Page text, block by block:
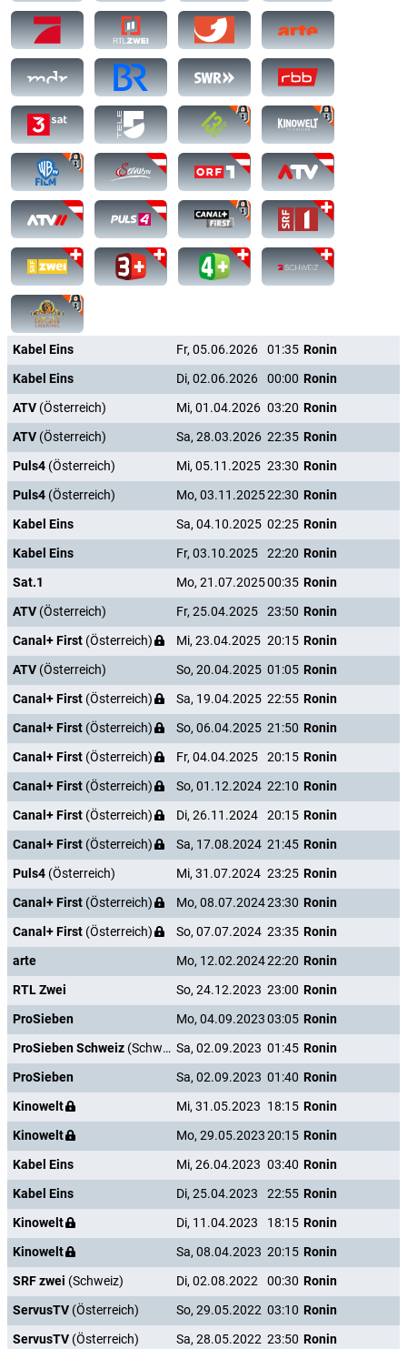
Kabel Eins Fr, 05.06.2026 01:35 Ronin
Kabel Eins
Di, 02.06.2026 00:00 Ronin
ATV (Österreich) Mi, 01.04.2026 03:20 Ronin
ATV (Österreich) Sa, 28.03.2026 22:35 Ronin
Puls4 (Österreich) Mi, 05.11.2025 23:30 Ronin
Puls4 (Österreich) Mo, 03.11.202522:30 Ronin
Kabel Eins
Sa, 04.10.2025 02:25 Ronin
Kabel Eins
Fr, 03.10.2025 22:20 Ronin
Sat.1
Mo, 21.07.202500:35 Ronin
ATV (Österreich) Fr, 25.04.2025 23:50 Ronin
Canal+ First (Österreich) Mi, 23.04.2025 20:15 Ronin
ATV (Österreich) So, 20.04.2025 01:05 Ronin
Canal+ First (Österreich) Sa, 19.04.2025 22:55 Ronin
Canal+ First (Österreich) So, 06.04.2025 21:50 Ronin
Canal+ First (Österreich) Fr, 04.04.2025 20:15 Ronin
Canal+ First (Österreich) So, 01.12.2024 22:10 Ronin
Canal+ First (Österreich) Di, 26.11.2024 20:15 Ronin
Canal+ First (Österreich) Sa, 17.08.2024 21:45 Ronin
Puls4 (Österreich) Mi, 31.07.2024 23:25 Ronin
Canal+ First (Österreich) Mo, 08.07.202423:30 Ronin
Canal+ First (Österreich) So, 07.07.2024 23:35 Ronin
arte
Mo, 12.02.202422:20 Ronin
RTL Zwei
So, 24.12.2023 23:00 Ronin
ProSieben
Mo, 04.09.202303:05 Ronin
ProSieben Schweiz (Schweiz) Sa, 02.09.2023 01:45 Ronin
ProSieben
Sa, 02.09.2023 01:40 Ronin
Kinowelt
Mi, 31.05.2023 18:15 Ronin
Kinowelt
Mo, 29.05.202320:15 Ronin
Kabel Eins
Mi, 26.04.2023 03:40 Ronin
Kabel Eins
Di, 25.04.2023 22:55 Ronin
Kinowelt
Di, 11.04.2023 18:15 Ronin
Kinowelt
Sa, 08.04.2023 20:15 Ronin
SRF zwei (Schweiz) Di, 02.08.2022 00:30 Ronin
ServusTV (Österreich) So, 29.05.2022 03:10 Ronin
ServusTV (Österreich) Sa, 28.05.2022 23:50 Ronin